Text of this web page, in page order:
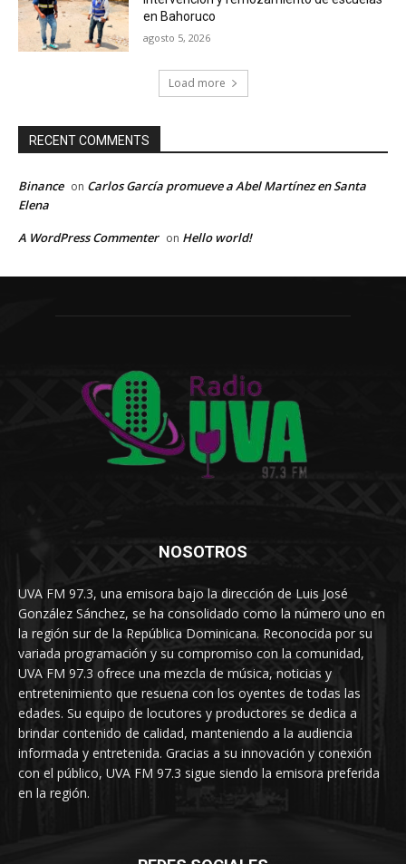
en Bahoruco
agosto 5, 2026
Load more
RECENT COMMENTS
Binance on Carlos García promueve a Abel Martínez en Santa
Elena
A WordPress Commenter on Hello world!
NOSOTROS
UVA FM 97.3, una emisora bajo la dirección de Luis José
González Sánchez, se ha consolidado como la número uno en
la región sur de la República Dominicana. Reconocida por su
variada programación y su compromiso con la comunidad,
UVA FM 97.3 ofrece una mezcla de música, noticias y
entretenimiento que resuena con los oyentes de todas las
edades. Su equipo de locutores y productores se dedica a
brindar contenido de calidad, manteniendo a la audiencia
informada y entretenida. Gracias a su innovación y conexión
con el público, UVA FM 97.3 sigue siendo la emisora preferida
en la región.